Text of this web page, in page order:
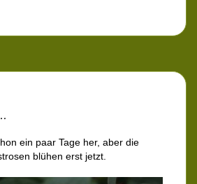
ein paar Tage her, aber die
blühen erst jetzt.